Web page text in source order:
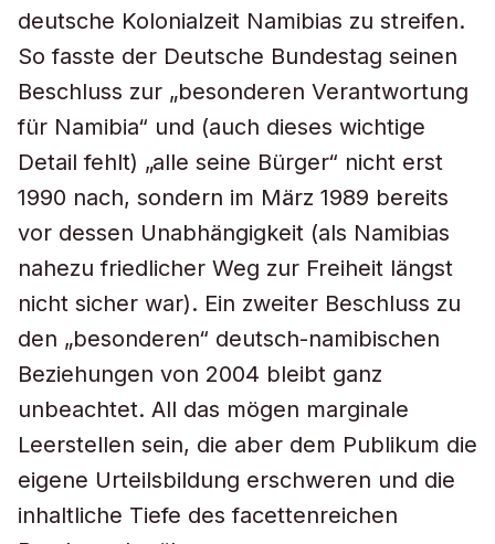
deutsche Kolonialzeit Namibias zu streifen.
So fasste der Deutsche Bundestag seinen
Beschluss zur „besonderen Verantwortung
für Namibia“ und (auch dieses wichtige
Detail fehlt) „alle seine Bürger“ nicht erst
1990 nach, sondern im März 1989 bereits
vor dessen Unabhängigkeit (als Namibias
nahezu friedlicher Weg zur Freiheit längst
nicht sicher war). Ein zweiter Beschluss zu
den „besonderen“ deutsch-namibischen
Beziehungen von 2004 bleibt ganz
unbeachtet. All das mögen marginale
Leerstellen sein, die aber dem Publikum die
eigene Urteilsbildung erschweren und die
inhaltliche Tiefe des facettenreichen